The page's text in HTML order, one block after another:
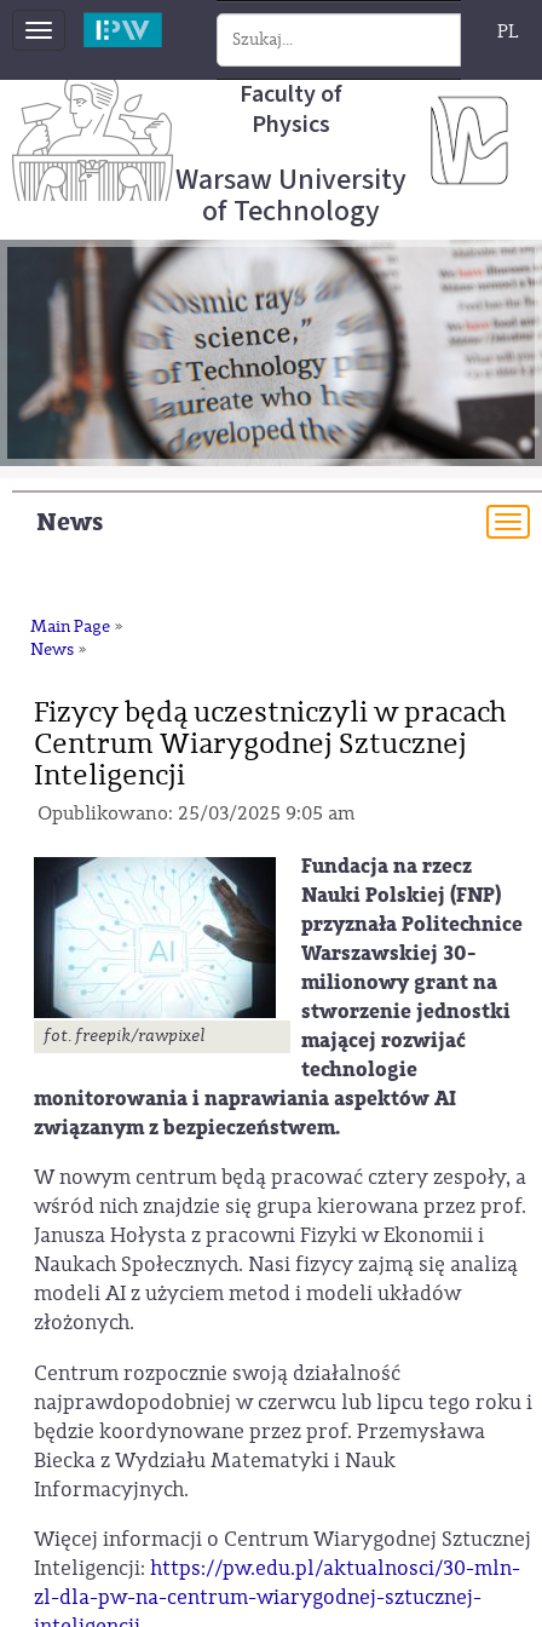
Toggle
PL
Faculty of
Physics
Warsaw University
of Technology
News
Main Page »
News »
Fizycy będą uczestniczyli w pracach
Centrum Wiarygodnej Sztucznej
Inteligencji
Opublikowano: 25/03/2025 9:05 am
fot. freepik/rawpixel
Fundacja na rzecz
Nauki Polskiej (FNP)
przyznała Politechnice
Warszawskiej 30-
milionowy grant na
stworzenie jednostki
mającej rozwijać
technologie
monitorowania i naprawiania aspektów AI
związanym z bezpieczeństwem.
W nowym centrum będą pracować cztery zespoły, a
wśród nich znajdzie się grupa kierowana przez prof.
Janusza Hołysta z pracowni Fizyki w Ekonomii i
Naukach Społecznych. Nasi fizycy zajmą się analizą
modeli AI z użyciem metod i modeli układów
złożonych.
Centrum rozpocznie swoją działalność
najprawdopodobniej w czerwcu lub lipcu tego roku i
będzie koordynowane przez prof. Przemysława
Biecka z Wydziału Matematyki i Nauk
Informacyjnych.
Więcej informacji o Centrum Wiarygodnej Sztucznej
Inteligencji: https://pw.edu.pl/aktualnosci/30-mln-
zl-dla-pw-na-centrum-wiarygodnej-sztucznej-